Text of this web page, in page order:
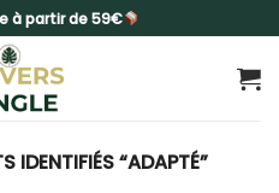
à partir de 59€
IDENTIFIÉS “ADAPTÉ”